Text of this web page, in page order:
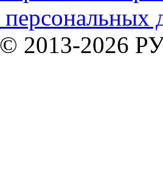
персональных
2013-2026